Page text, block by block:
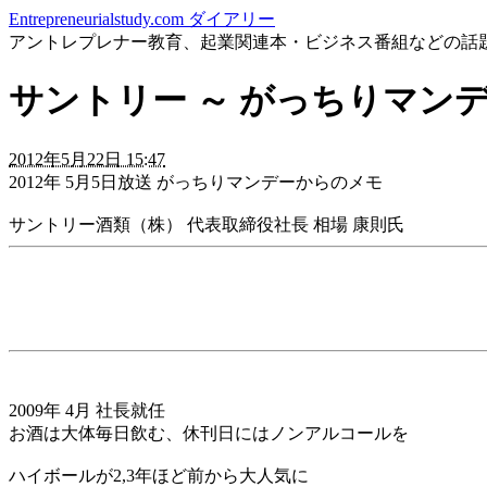
Entrepreneurialstudy.com ダイアリー
アントレプレナー教育、起業関連本・ビジネス番組などの話
サントリー ～ がっちりマン
2012年5月22日 15:47
2012年 5月5日放送 がっちりマンデーからのメモ
サントリー酒類（株） 代表取締役社長 相場 康則氏
2009年 4月 社長就任
お酒は大体毎日飲む、休刊日にはノンアルコールを
ハイボールが2,3年ほど前から大人気に